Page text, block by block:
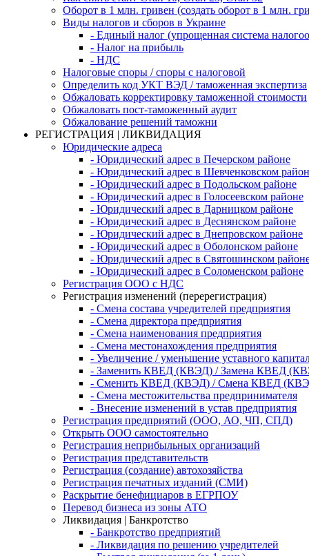
Оборот в 1 млн. гривен (создать оборот в 1 млн.
Виды налогов и сборов в Украине
- Единый налог (упрощенная система
- Налог на прибыль
- НДС
Налоговые споры / споры с налоговой
Определить код УКТ ВЭД / таможенная экспертиза
Обжаловать корректировку таможенной стоимости
Обжаловать пост-таможенный аудит
Обжалование решений таможни
РЕГИСТРАЦИЯ | ЛИКВИДАЦИЯ
Юридические адреса
- Юридический адрес в Печерском районе
- Юридический адрес в Шевченковском
- Юридический адрес в Подольском районе
- Юридический адрес в Голосеевском районе
- Юридический адрес в Дарницком районе
- Юридический адрес в Деснянском районе
- Юридический адрес в Днепровском районе
- Юридический адрес в Оболонском районе
- Юридический адрес в Святошинском
- Юридический адрес в Соломенском районе
Регистрация ООО с НДС
Регистрация изменений (перерегистрация)
- Смена состава учредителей предприятия
- Смена директора предприятия
- Смена наименования предприятия
- Смена местонахождения предприятия
- Увеличение / уменьшение уставного
- Заменить КВЕД (КВЭД) / Замена КВЕД
- Сменить КВЕД (КВЭД) / Смена КВЕД
- Смена местожительства предпринимателя
- Внесение изменений в устав предприятия
Регистрация предприятий (ООО, АО, ЧП, СПД)
Открыть ООО самостоятельно
Регистрация неприбыльных организаций
Регистрация представительств
Регистрация (создание) автохозяйства
Регистрация печатных изданий (СМИ)
Раскрытие бенефициаров в ЕГРПОУ
Перевод бизнеса из зоны АТО
Ликвидация | Банкротство
- Банкротство предприятий
- Ликвидация по решению учредителей